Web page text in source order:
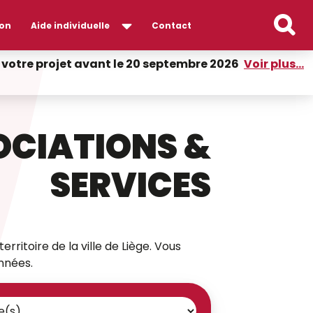
Aide individuelle Contact
votre projet avant le 20 septembre 2026 Voir plus...
&
SERVICES
de la ville de Liège. Vous